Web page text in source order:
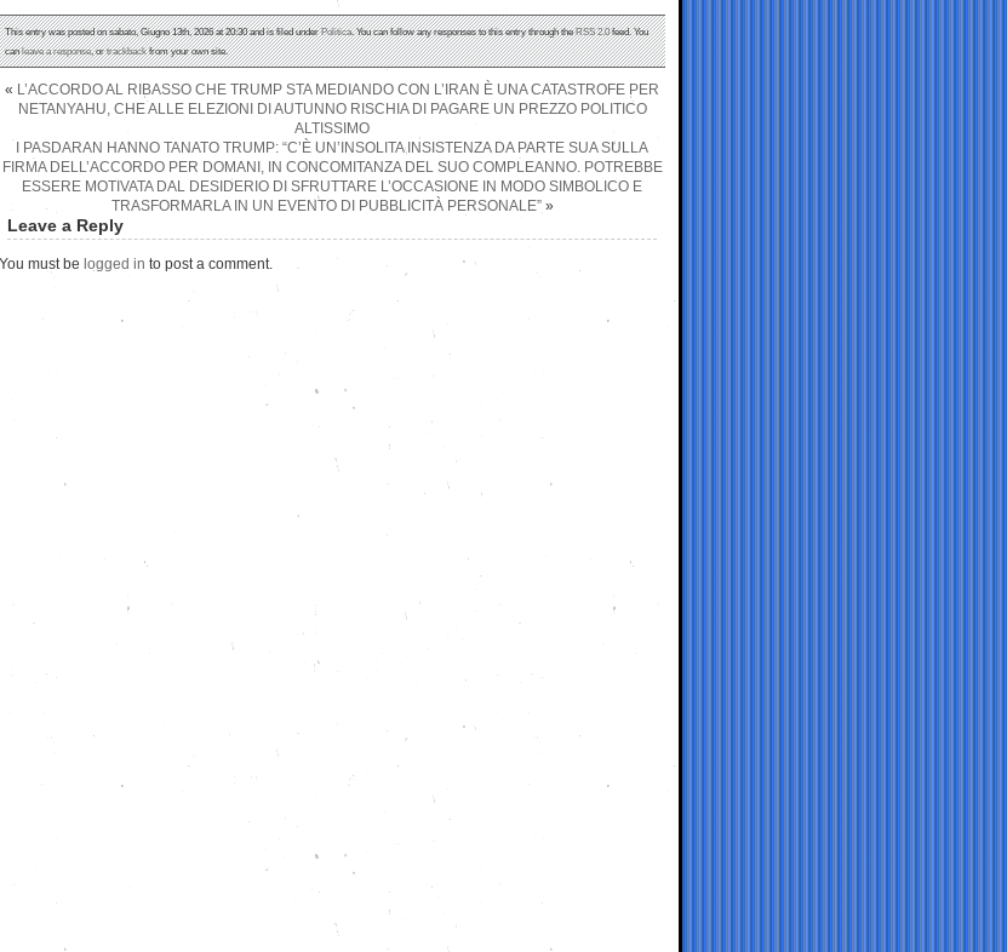
This entry was posted on sabato, Giugno 13th, 2026 at 20:30 and is filed underPolitica. You can follow any responses to this entry through theRSS 2.0feed. You
canleave a response, ortrackbackfrom your own site.
« L’ACCORDO AL RIBASSO CHE TRUMP STA MEDIANDO CON L’IRAN È UNA CATASTROFE PER
NETANYAHU, CHE ALLE ELEZIONI DI AUTUNNO RISCHIA DI PAGARE UN PREZZO POLITICO
ALTISSIMO
I PASDARAN HANNO TANATO TRUMP: “C’È UN’INSOLITA INSISTENZA DA PARTE SUA SULLA
FIRMA DELL’ACCORDO PER DOMANI, IN CONCOMITANZA DEL SUO COMPLEANNO. POTREBBE
ESSERE MOTIVATA DAL DESIDERIO DI SFRUTTARE L’OCCASIONE IN MODO SIMBOLICO E
TRASFORMARLA IN UN EVENTO DI PUBBLICITÀ PERSONALE”»
Leave a Reply
You must be logged in to post a comment.